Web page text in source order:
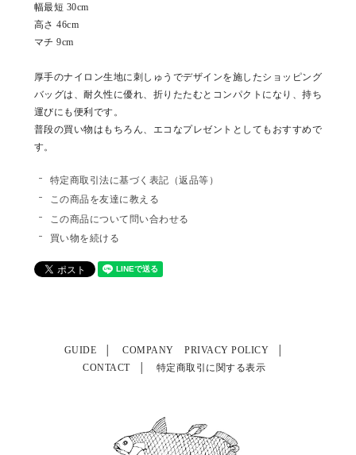
幅最短 30cm
高さ 46cm
マチ 9cm
厚手のナイロン生地に刺しゅうでデザインを施したショッピング
バッグは、耐久性に優れ、折りたたむとコンパクトになり、持ち
運びにも便利です。
普段の買い物はもちろん、エコなプレゼントとしてもおすすめで
す。
特定商取引法に基づく表記（返品等）
この商品を友達に教える
この商品について問い合わせる
買い物を続ける
GUIDE COMPANY
PRIVACY POLICY
CONTACT
特定商取引に関する表示